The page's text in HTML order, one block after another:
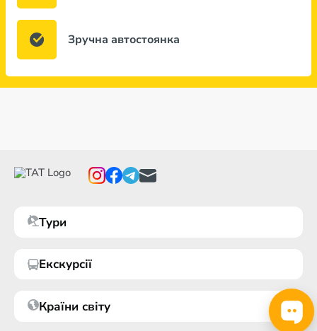
Зручна автостоянка
Тури
Екскурсії
Країни світу